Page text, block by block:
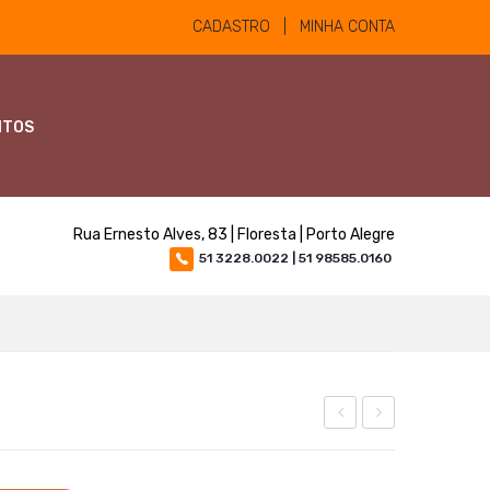
CADASTRO | MINHA CONTA
Rua Ernesto Alves, 83 | Floresta | Porto Alegre
51 3228.0022 | 51 98585.0160